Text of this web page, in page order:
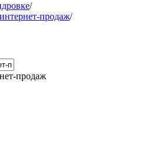
/
продаж/
продаж